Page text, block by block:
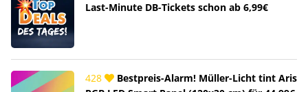
Last-Minute DB-Tickets schon ab 6,99€
428
Bestpreis-Alarm! Müller-Licht tint Aris